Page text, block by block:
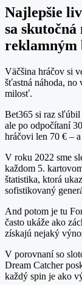
Najlepšie
sa
reklamným
Väčšina hráčov si
šťastná náhoda, no
milosť.
Bet365 si raz
ale po odpočítaní
hráčovi len 70 € –
V roku 2022 sme
každom 5.
štatistika, ktorá
sofistikovaný
And potom je tu
často ukáže ako
získajú nejaký
V porovnaní so
Dream Catcher
každý spin je ako